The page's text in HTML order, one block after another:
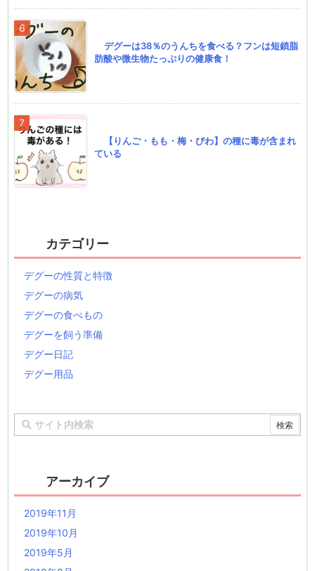
デグーは38％のうんちを食べる？フンは短鎖脂
肪酸や微生物たっぷりの健康食！
【りんご・もも・梅・びわ】の種に毒が含まれ
ている
カテゴリー
デグーの性質と特徴
デグーの病気
デグーの食べもの
デグーを飼う準備
デグー日記
デグー用品
アーカイブ
2019年11月
2019年10月
2019年5月